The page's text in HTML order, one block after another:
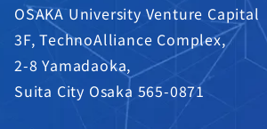
OSAKA University Venture Capital
3F, TechnoAlliance Complex,
2-8 Yamadaoka,
Suita City Osaka 565-0871